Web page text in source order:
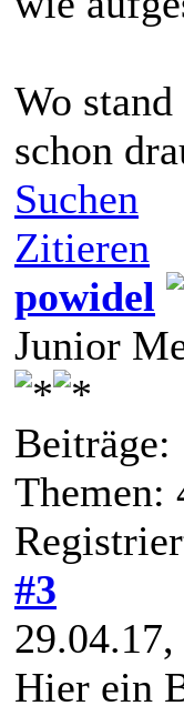
Wo
schon
Suchen
Zitieren
powidel
Junior
Beiträge:
Themen:
#3
Hier ein